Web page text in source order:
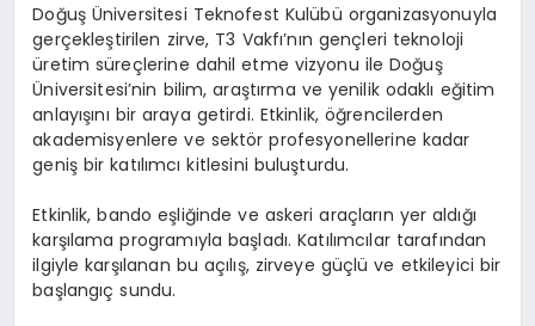
Doğuş Üniversitesi Teknofest Kulübü organizasyonuyla
gerçekleştirilen zirve, T3 Vakfı’nın gençleri teknoloji
üretim süreçlerine dahil etme vizyonu ile Doğuş
Üniversitesi’nin bilim, araştırma ve yenilik odaklı eğitim
anlayışını bir araya getirdi. Etkinlik, öğrencilerden
akademisyenlere ve sektör profesyonellerine kadar
geniş bir katılımcı kitlesini buluşturdu.
Etkinlik, bando eşliğinde ve askeri araçların yer aldığı
karşılama programıyla başladı. Katılımcılar tarafından
ilgiyle karşılanan bu açılış, zirveye güçlü ve etkileyici bir
başlangıç sundu.